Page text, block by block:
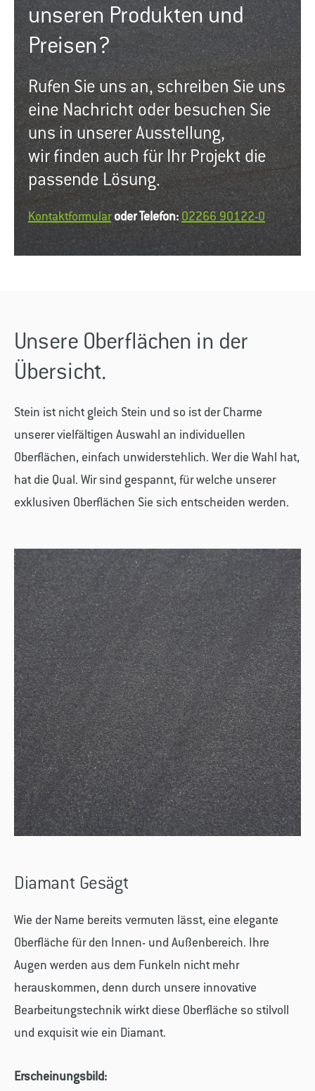
unseren Produkten und
Preisen?
Rufen Sie uns an, schreiben Sie uns
eine Nachricht oder besuchen Sie
uns in unserer Ausstellung,
wir finden auch für Ihr Projekt die
passende Lösung.
Kontaktformularoder Telefon: 02266 90122-0
Unsere Oberflächen in der
Übersicht.
Stein ist nicht gleich Stein und so ist der Charme
unserer vielfältigen Auswahl an individuellen
Oberflächen, einfach unwiderstehlich. Wer die Wahl hat,
hat die Qual. Wir sind gespannt, für welche unserer
exklusiven Oberflächen Sie sich entscheiden werden.
Diamant Gesägt
Wie der Name bereits vermuten lässt, eine elegante
Oberfläche für den Innen- und Außenbereich. Ihre
Augen werden aus dem Funkeln nicht mehr
herauskommen, denn durch unsere innovative
Bearbeitungstechnik wirkt diese Oberfläche so stilvoll
und exquisit wie ein Diamant.
Erscheinungsbild: